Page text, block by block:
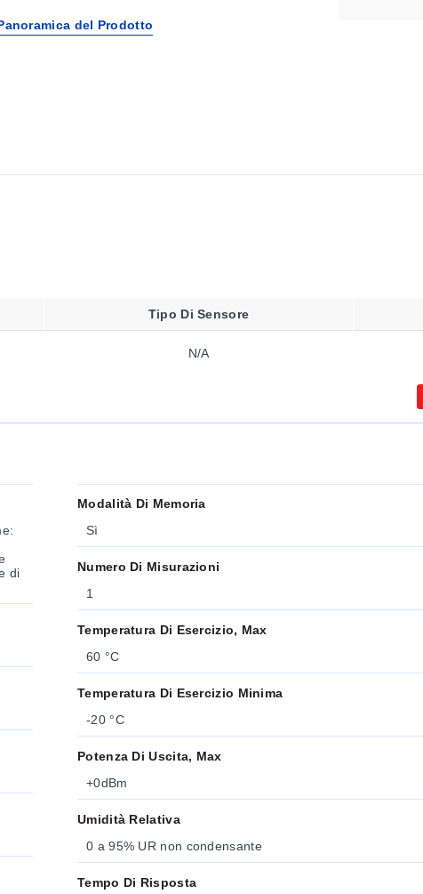
del Prodotto
Tipo Di Sensore
N/A
di
Modalità Di Memoria
Sì
Numero Di Misurazioni
1
Temperatura Di Esercizio, Max
60 °C
Temperatura Di Esercizio Minima
-20 °C
Potenza Di Uscita, Max
+0dBm
Umidità Relativa
0 a 95% UR non condensante
Tempo Di Risposta